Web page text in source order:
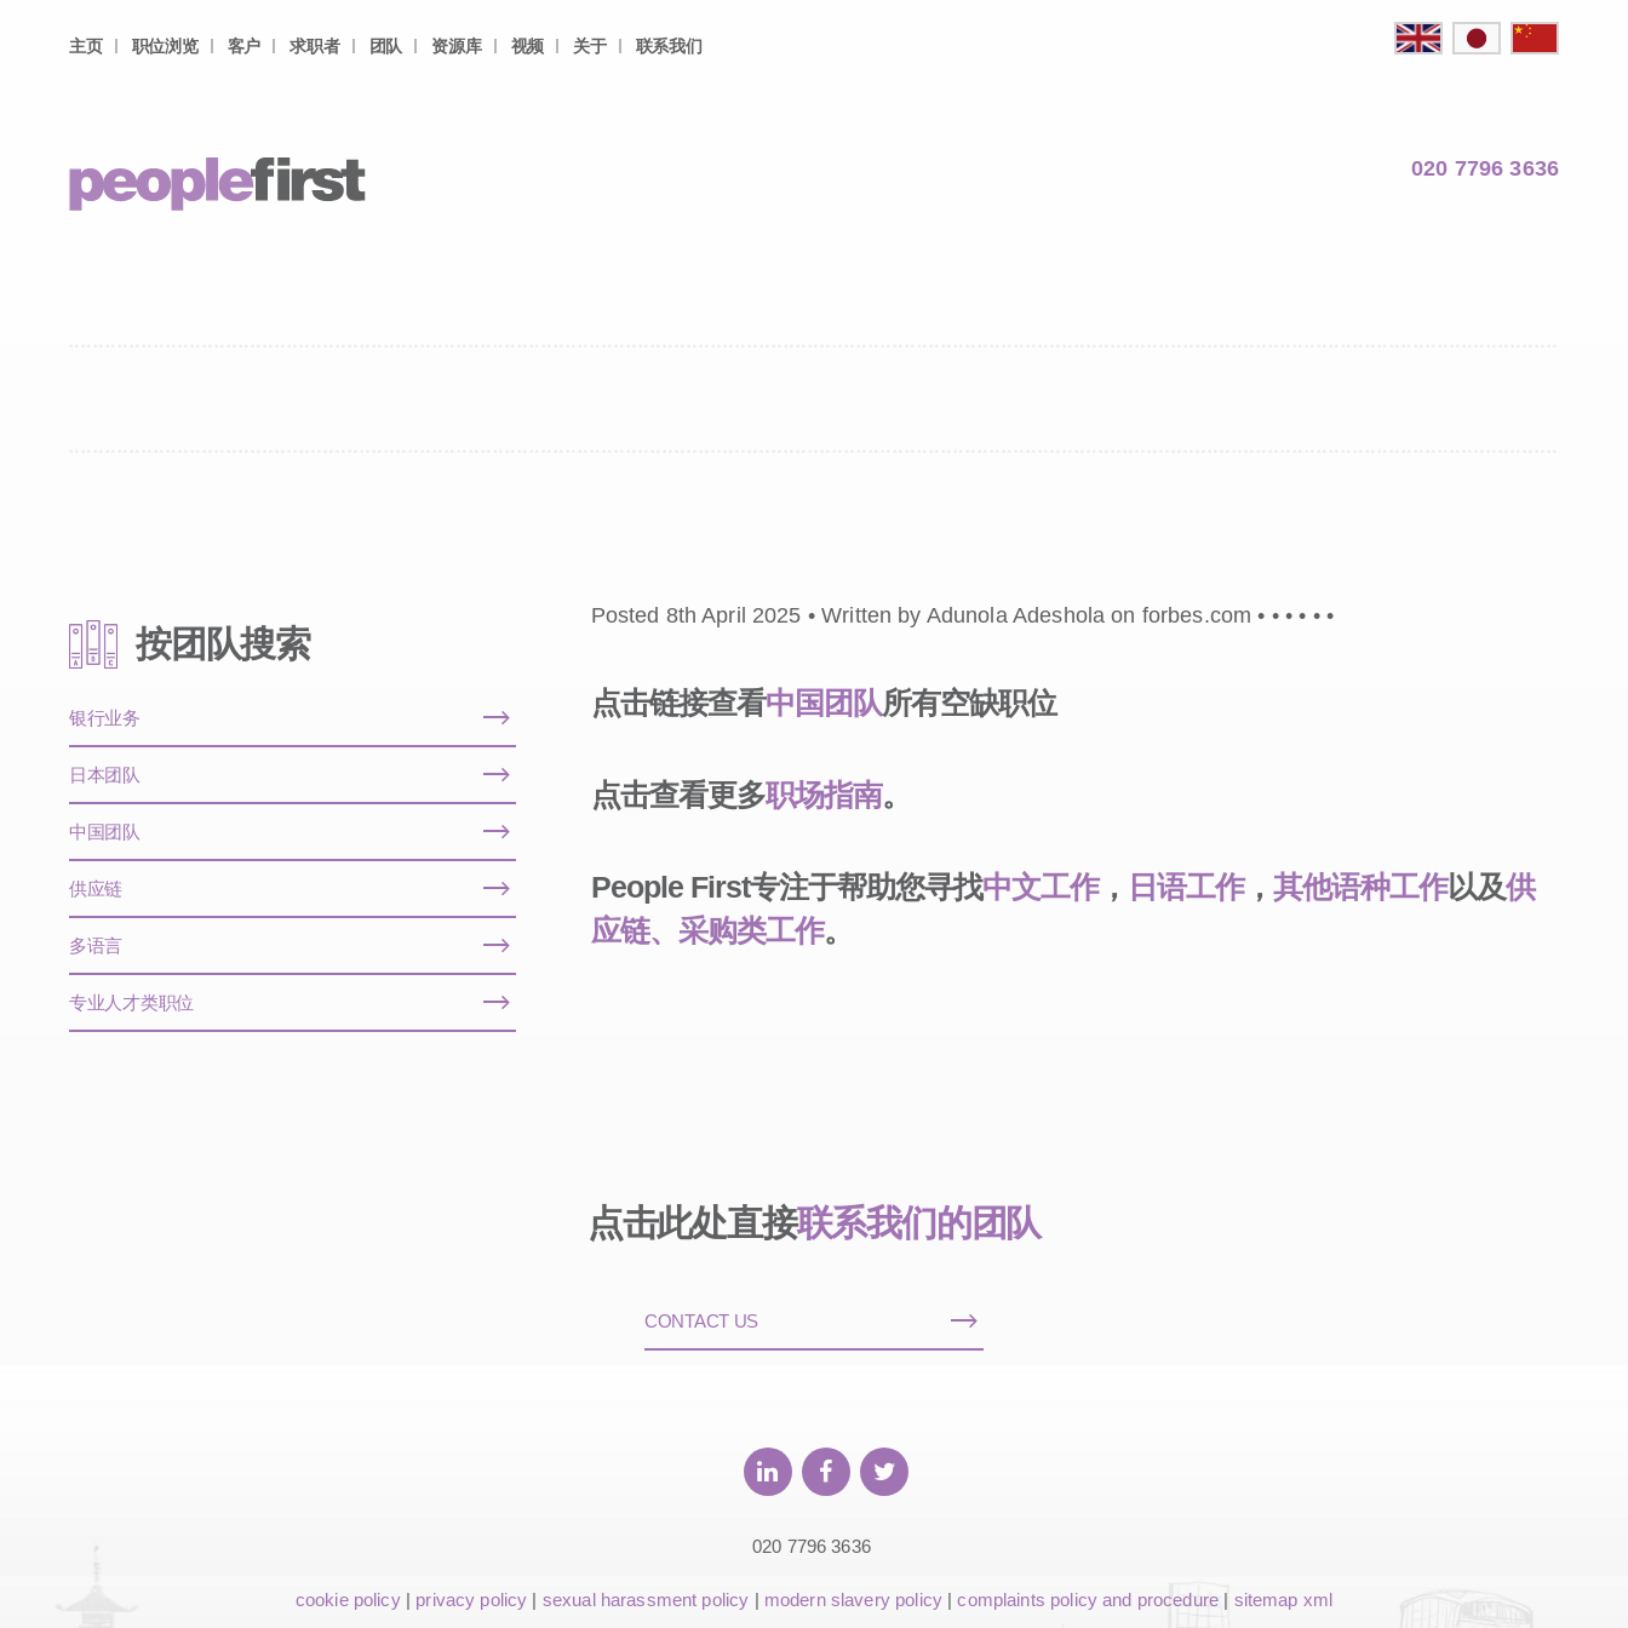
主页 职位浏览 客户 求职者 团队 资源库 视频 关于 联系我们
020 7796 3636
Posted 8th April 2025 • Written by Adunola Adeshola on forbes.com • ••• • •
点击链接查看中国团队所有空缺职位
点击查看更多职场指南。
People First专注于帮助您寻找中文工作， 日语工作， 其他语种工作以及供
应链、采购类工作。
按团队搜索
银行业务
日本团队
中国团队
供应链
多语言
专业人才类职位
点击此处直接联系我们的团队
CONTACT US
020 7796 3636
cookie policy| privacy policy | sexual harassment policy | modern slavery policy|complaints policy and procedure | sitemap xml